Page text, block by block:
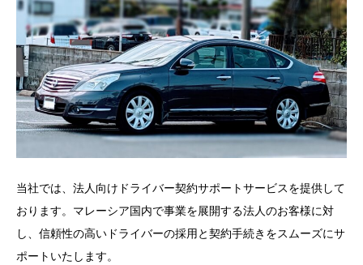
当社では、法人向けドライバー契約サポートサービスを提供して
おります。マレーシア国内で事業を展開する法人のお客様に対
し、信頼性の高いドライバーの採用と契約手続きをスムーズにサ
ポートいたします。